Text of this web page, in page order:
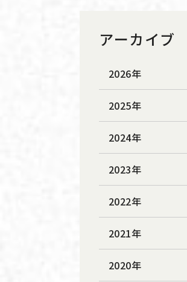
アーカイブ
2026年
2025年
2024年
2023年
2022年
2021年
2020年